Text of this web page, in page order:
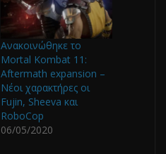
Ανακοινώθηκε το
Mortal Kombat 11:
Aftermath expansion –
Νέοι χαρακτήρες οι
Fujin, Sheeva και
RoboCop
06/05/2020